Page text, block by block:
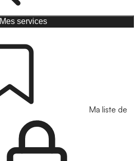
Mes services
Ma liste de